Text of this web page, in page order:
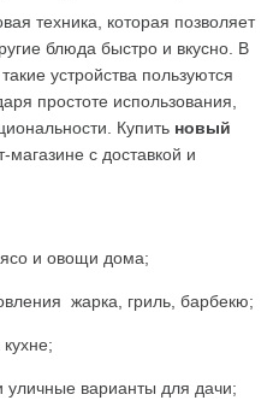
техника, которая позволяет
такие устройства пользуются
простоте использования,
Купить новый
с доставкой и
и овощи дома;
жарка, гриль, барбекю;
варианты для дачи;